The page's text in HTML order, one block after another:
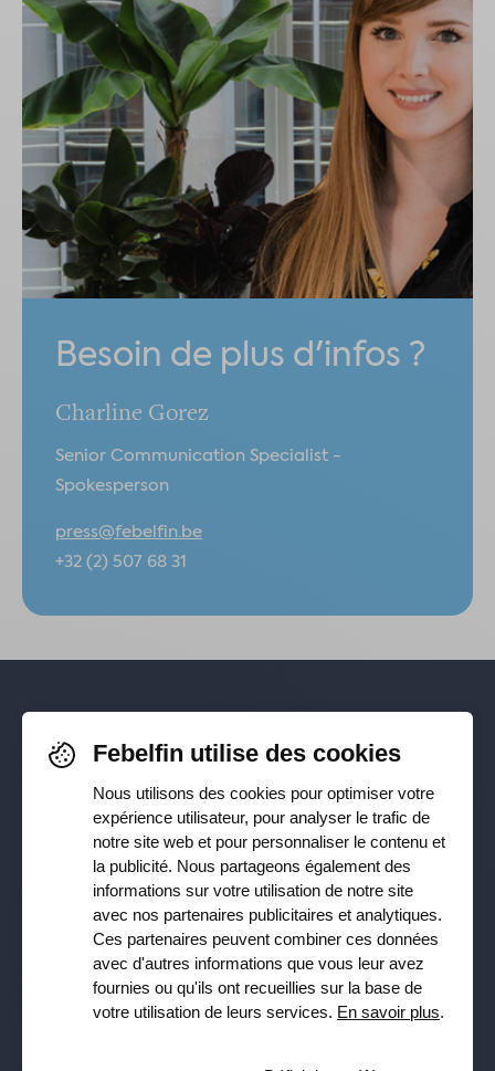
Besoin de plus d'infos ?
Charline Gorez
Senior Communication Specialist -
Spokesperson
press@febelfin.be
+32 (2) 507 68 31
Pour rester informé-e de nos
dernières actualités, suivez-nous sur
Facebook,TikTok,X,LinkedIn&
Instagram
Recevez notre newsletter
Souscrire
Febelfin utilise des cookies
Nous utilisons des cookies pour optimiser votre
expérience utilisateur, pour analyser le trafic de
notre site web et pour personnaliser le contenu et
la publicité. Nous partageons également des
informations sur votre utilisation de notre site
avec nos partenaires publicitaires et analytiques.
Ces partenaires peuvent combiner ces données
avec d'autres informations que vous leur avez
fournies ou qu'ils ont recueillies sur la base de
votre utilisation de leurs services. En savoir plus.